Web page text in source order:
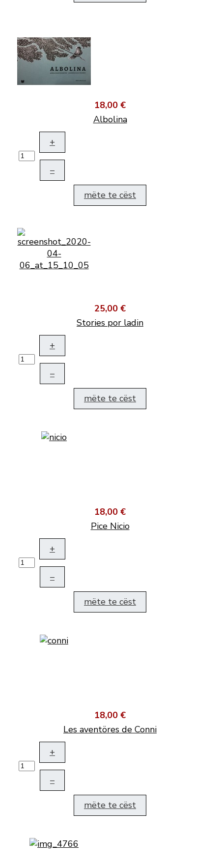
18,00 €
Albolina
+
–
mëte te cëst
25,00 €
Stories por ladin
+
–
mëte te cëst
18,00 €
Pice Nicio
+
–
mëte te cëst
18,00 €
Les aventöres de Conni
+
–
mëte te cëst